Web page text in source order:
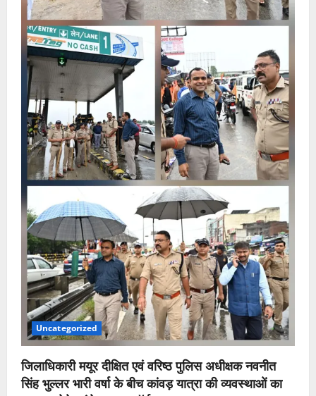
Uncategorized
जिलाधिकारी मयूर दीक्षित एवं वरिष्ठ पुलिस अधीक्षक नवनीत
सिंह भुल्लर भारी वर्षा के बीच कांवड़ यात्रा की व्यवस्थाओं का